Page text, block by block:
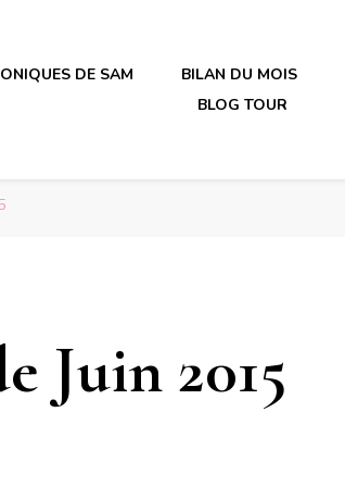
en plastique
DE SAM BILAN DU MOIS
BLOG TOUR
Juin 2015